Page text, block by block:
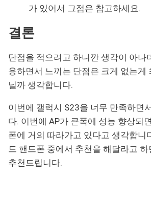
가 있어서 그점은 참고하세요.
결론
단점을 적으려고 하니깐 생각이 아나
용하면서 느끼는 단점은 크게 없는게
닐까 생각합니다.
이번에 갤럭시 S23을 너무 만족하면
다. 이번에 AP가 큰폭에 성능 향상되
폰에 거의 따라가고 있다고 생각합니
드 핸드폰 중에서 추천을 해달라고
추천드립니다.